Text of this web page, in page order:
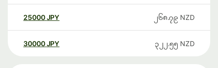
25000 JPY ၂၆၈.၇၉ NZD
30000 JPY ၃၂၂.၅၅ NZD